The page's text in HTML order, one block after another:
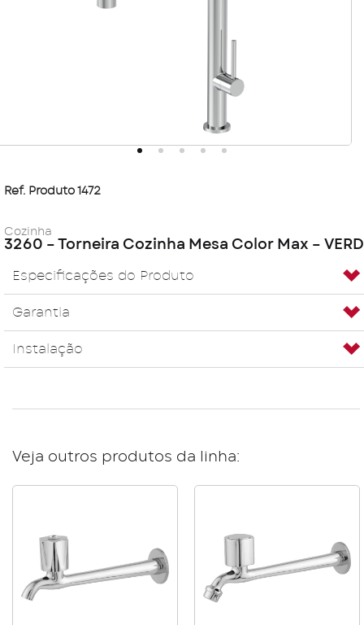
Ref. Produto 1472
Cozinha
3260 – Torneira Cozinha Mesa Color Max – VERD
Especificações do Produto
Garantia
Instalação
Veja outros produtos da linha: